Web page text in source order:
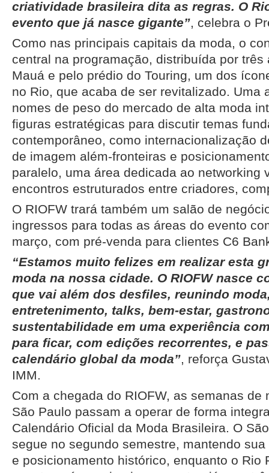
criatividade brasileira dita as regras. O
evento que já nasce gigante”, celebra o
Como nas principais capitais da moda, o
central na programação, distribuída por três
Mauá e pelo prédio do Touring, um dos
no Rio, que acaba de ser revitalizado. Uma
nomes de peso do mercado de alta moda
figuras estratégicas para discutir temas
contemporâneo, como internacionalização
de imagem além-fronteiras e
paralelo, uma área dedicada ao networking
encontros estruturados entre criadores,
O RIOFW trará também um salão de
ingressos para todas as áreas do evento
março, com pré-venda para clientes C6
“Estamos muito felizes em realizar esta
moda na nossa cidade. O RIOFW nasce
que vai além dos desfiles, reunindo
entretenimento, talks, bem-estar,
sustentabilidade em uma experiência
para ficar, com edições recorrentes, e
calendário global da moda”, reforça
IMM.
Com a chegada do RIOFW, as semanas de
São Paulo passam a operar de forma
Calendário Oficial da Moda Brasileira. O
segue no segundo semestre, mantendo
e posicionamento histórico, enquanto o Rio